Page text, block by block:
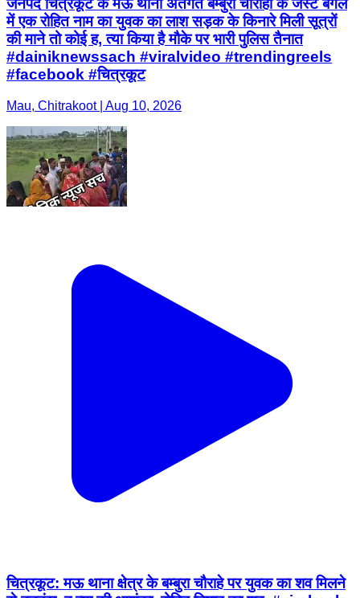
जनपद चित्रकूट के मऊ थाना अंतर्गत बम्बुरा चौराहा के जस्ट बगल
में एक रोहित नाम का युवक का लाश सड़क के किनारे मिली सूत्रों
की माने तो कोई ह, त्या किया है मौके पर भारी पुलिस तैनात
#dainiknewssach #viralvideo #trendingreels
#facebook #चित्रकूट
Mau, Chitrakoot | Aug 10, 2026
चित्रकूट: मऊ थाना क्षेत्र के बम्बुरा चौराहे पर युवक का शव मिलने